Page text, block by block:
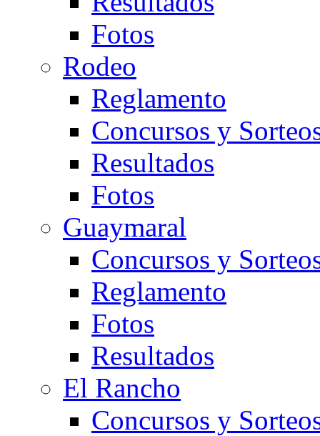
Fotos
Rodeo
Reglamento
Concursos y
Resultados
Fotos
Guaymaral
Concursos y
Reglamento
Fotos
Resultados
El Rancho
Concursos y